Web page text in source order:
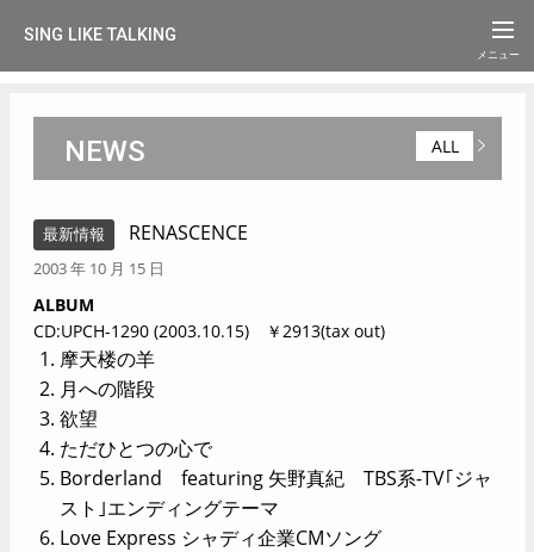
SING LIKE TALKING
NEWS ALL
最新情報 RENASCENCE
2003 年 10 月 15 日
ALBUM
CD:UPCH-1290 (2003.10.15) ￥2913(tax out)
摩天楼の羊
月への階段
欲望
ただひとつの心で
Borderland featuring 矢野真紀 TBS系-TV｢ジャ
スト｣エンディングテーマ
Love Express シャディ企業CMソング